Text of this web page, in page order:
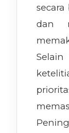
dan